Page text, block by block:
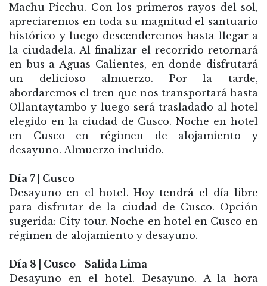
Machu Picchu. Con los primeros rayos del sol,
apreciaremos en toda su magnitud el santuario
histórico y luego descenderemos hasta llegar a
la ciudadela. Al finalizar el recorrido retornará
en bus a Aguas Calientes, en donde disfrutará
un delicioso almuerzo. Por la tarde,
abordaremos el tren que nos transportará hasta
Ollantaytambo y luego será trasladado al hotel
elegido en la ciudad de Cusco. Noche en hotel
en Cusco en régimen de alojamiento y
desayuno. Almuerzo incluido.
Día 7 | Cusco
Desayuno en el hotel. Hoy tendrá el día libre
para disfrutar de la ciudad de Cusco. Opción
sugerida: City tour. Noche en hotel en Cusco en
régimen de alojamiento y desayuno.
Día 8 | Cusco - Salida Lima
Desayuno en el hotel. Desayuno. A la hora